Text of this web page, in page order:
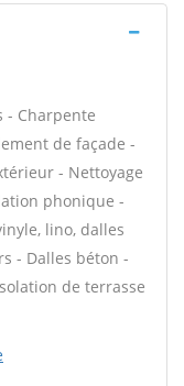
- Charpente
de façade -
- Nettoyage
phonique -
lino, dalles
- Dalles béton -
de terrasse